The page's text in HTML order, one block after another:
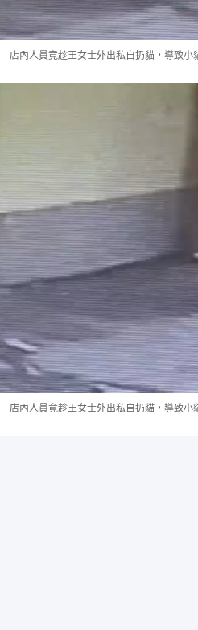
店內人員竟趁王女士外出私自扔貓，導致小
店內人員竟趁王女士外出私自扔貓，導致小